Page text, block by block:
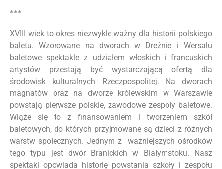
***
XVIII wiek to okres niezwykle ważny dla historii polskiego
baletu. Wzorowane na dworach w Dreźnie i Wersalu
baletowe spektakle z udziałem włoskich i francuskich
artystów przestają być wystarczającą ofertą dla
środowisk kulturalnych Rzeczpospolitej. Na dworach
magnatów oraz na dworze królewskim w Warszawie
powstają pierwsze polskie, zawodowe zespoły baletowe.
Wiąże się to z finansowaniem i tworzeniem szkół
baletowych, do których przyjmowane są dzieci z różnych
warstw społecznych. Jednym z ważniejszych ośrodków
tego typu jest dwór Branickich w Białymstoku. Nasz
spektakl opowiada historię powstania szkoły i zespołu